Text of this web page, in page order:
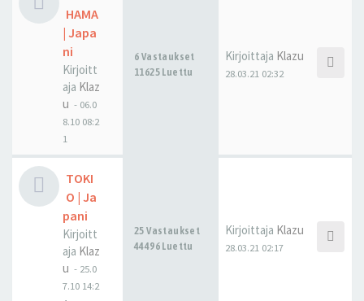
HAMA
| Japa
ni
Kirjoitt
aja Klaz
u - 06.0
8.10 08:2
1
6 Vastaukset
11625 Luettu
Kirjoittaja Klazu
28.03.21 02:32
TOKI
O | Ja
pani
Kirjoitt
aja Klaz
u - 25.0
7.10 14:2
25 Vastaukset
44496 Luettu
Kirjoittaja Klazu
28.03.21 02:17